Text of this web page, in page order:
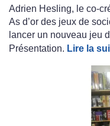
Adrien Hesling, le co-
As d’or des jeux de
lancer un nouveau jeu
Présentation. Lire la